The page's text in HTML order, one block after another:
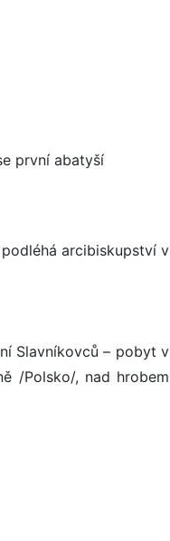
první abatyší
arcibiskupství v
Slavníkovců – pobyt v
/Polsko/, nad hrobem